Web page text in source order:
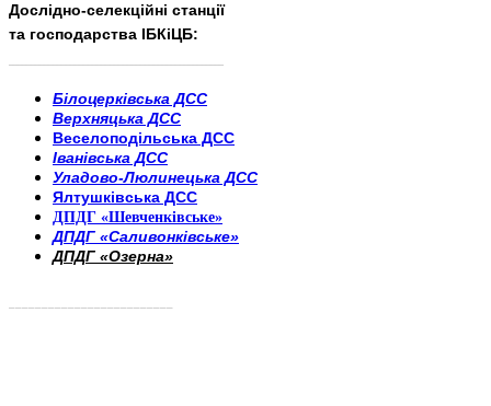
Дослідно-селекційні станції
та господарства ІБКіЦБ:
Білоцерківська ДСС
Верхняцька ДСС
Веселоподільська ДСС
Іванівська ДСС
Уладово-Люлинецька ДСС
Ялтушківська ДСС
ДПДГ «Шевченківське»
ДПДГ «Саливонківське»
ДПДГ «Озерна»